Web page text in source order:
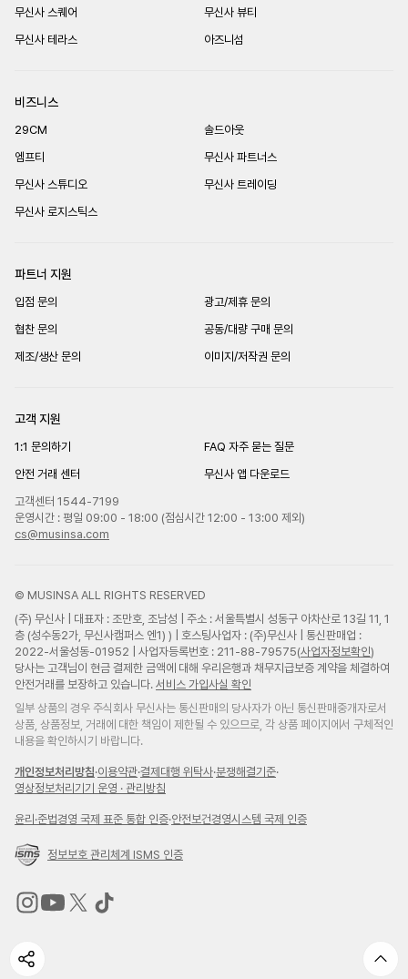
무신사 스퀘어
무신사 뷰티
무신사 테라스
아즈니섬
비즈니스
29CM
솔드아웃
엠프티
무신사 파트너스
무신사 스튜디오
무신사 트레이딩
무신사 로지스틱스
파트너 지원
입점 문의
광고/제휴 문의
협찬 문의
공동/대량 구매 문의
제조/생산 문의
이미지/저작권 문의
고객 지원
1:1 문의하기
FAQ 자주 묻는 질문
안전 거래 센터
무신사 앱 다운로드
고객센터 1544-7199
운영시간 : 평일 09:00 - 18:00 (점심시간 12:00 - 13:00 제외)
cs@musinsa.com
© MUSINSA ALL RIGHTS RESERVED
(주) 무신사 | 대표자 : 조만호, 조남성 | 주소 : 서울특별시 성동구 아차산로 13길 11, 1
층 (성수동2가, 무신사캠퍼스 엔1) ) | 호스팅사업자 : (주)무신사 | 통신판매업 :
2022-서울성동-01952 | 사업자등록번호 : 211-88-79575(사업자정보확인)
당사는 고객님이 현금 결제한 금액에 대해 우리은행과 채무지급보증 계약을 체결하여
안전거래를 보장하고 있습니다. 서비스 가입사실 확인
일부 상품의 경우 주식회사 무신사는 통신판매의 당사자가 아닌 통신판매중개자로서
상품, 상품정보, 거래에 대한 책임이 제한될 수 있으므로, 각 상품 페이지에서 구체적인
내용을 확인하시기 바랍니다.
개인정보처리방침·이용약관·결제대행 위탁사·분쟁해결기준·
영상정보처리기기 운영 · 관리방침
윤리 ·준법경영 국제 표준 통합 인증·안전보건경영시스템 국제 인증
정보보호 관리체계 ISMS 인증
사